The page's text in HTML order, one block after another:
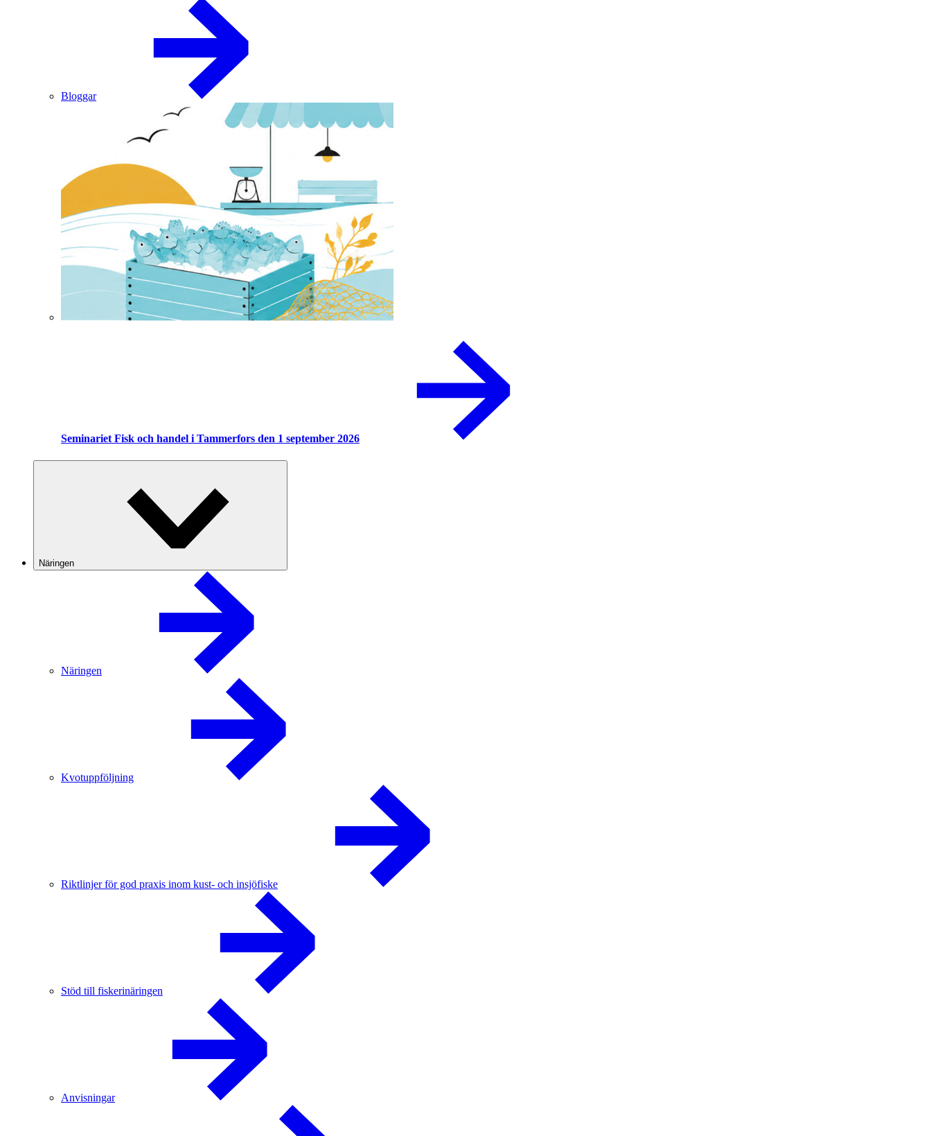
Bloggar
Seminariet Fisk och handel i Tammerfors den 1 september 2026
Näringen
Näringen
Kvotuppföljning
Riktlinjer för god praxis inom kust- och insjöfiske
Stöd till fiskerinäringen
Anvisningar